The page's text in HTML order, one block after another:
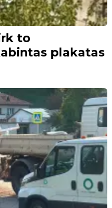
to
plakatas